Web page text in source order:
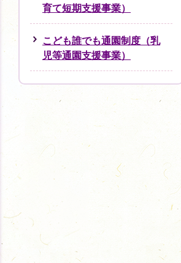
育て短期支援事業）
こども誰でも通園制度（乳
児等通園支援事業）